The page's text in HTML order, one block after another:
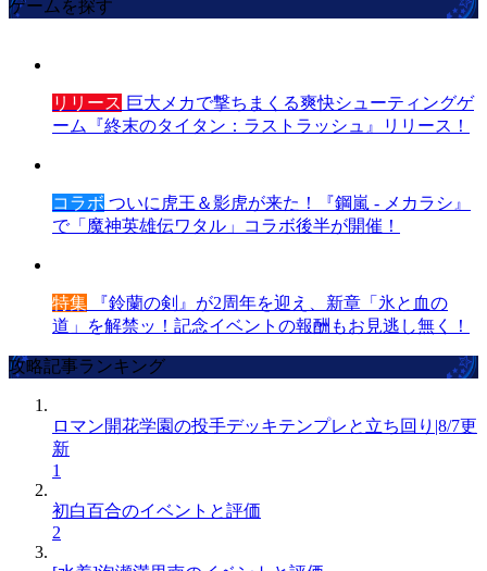
ゲームを探す
リリース 巨大メカで撃ちまくる爽快シューティングゲ
ーム『終末のタイタン：ラストラッシュ』リリース！
コラボ ついに虎王＆影虎が来た！『鋼嵐 - メカラシ』
で「魔神英雄伝ワタル」コラボ後半が開催！
特集 『鈴蘭の剣』が2周年を迎え、新章「氷と血の
道」を解禁ッ！記念イベントの報酬もお見逃し無く！
攻略記事ランキング
ロマン開花学園の投手デッキテンプレと立ち回り|8/7更
新
1
初白百合のイベントと評価
2